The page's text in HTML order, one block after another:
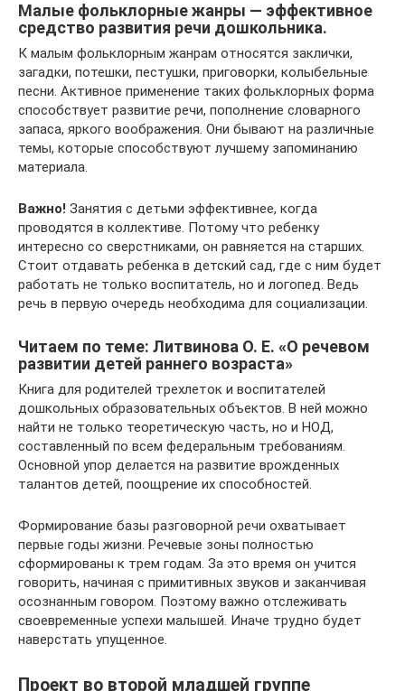
Малые фольклорные жанры — эффективное
средство развития речи дошкольника.
К малым фольклорным жанрам относятся заклички,
загадки, потешки, пестушки, приговорки, колыбельные
песни. Активное применение таких фольклорных форма
способствует развитие речи, пополнение словарного
запаса, яркого воображения. Они бывают на различные
темы, которые способствуют лучшему запоминанию
материала.
Важно! Занятия с детьми эффективнее, когда
проводятся в коллективе. Потому что ребенку
интересно со сверстниками, он равняется на старших.
Стоит отдавать ребенка в детский сад, где с ним будет
работать не только воспитатель, но и логопед. Ведь
речь в первую очередь необходима для социализации.
Читаем по теме: Литвинова О. Е. «О речевом
развитии детей раннего возраста»
Книга для родителей трехлеток и воспитателей
дошкольных образовательных объектов. В ней можно
найти не только теоретическую часть, но и НОД,
составленный по всем федеральным требованиям.
Основной упор делается на развитие врожденных
талантов детей, поощрение их способностей.
Формирование базы разговорной речи охватывает
первые годы жизни. Речевые зоны полностью
сформированы к трем годам. За это время он учится
говорить, начиная с примитивных звуков и заканчивая
осознанным говором. Поэтому важно отслеживать
своевременные успехи малышей. Иначе трудно будет
наверстать упущенное.
Проект во второй младшей группе